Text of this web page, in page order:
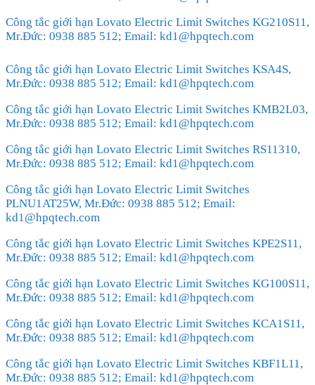
Công tắc giới hạn Lovato Electric Limit Switches KG210S11,
Mr.Đức: 0938 885 512; Email: kd1@hpqtech.com
Công tắc giới hạn Lovato Electric Limit Switches KSA4S,
Mr.Đức: 0938 885 512; Email: kd1@hpqtech.com
Công tắc giới hạn Lovato Electric Limit Switches KMB2L03,
Mr.Đức: 0938 885 512; Email: kd1@hpqtech.com
Công tắc giới hạn Lovato Electric Limit Switches RS11310,
Mr.Đức: 0938 885 512; Email: kd1@hpqtech.com
Công tắc giới hạn Lovato Electric Limit Switches
PLNU1AT25W, Mr.Đức: 0938 885 512; Email:
kd1@hpqtech.com
Công tắc giới hạn Lovato Electric Limit Switches KPE2S11,
Mr.Đức: 0938 885 512; Email: kd1@hpqtech.com
Công tắc giới hạn Lovato Electric Limit Switches KG100S11,
Mr.Đức: 0938 885 512; Email: kd1@hpqtech.com
Công tắc giới hạn Lovato Electric Limit Switches KCA1S11,
Mr.Đức: 0938 885 512; Email: kd1@hpqtech.com
Công tắc giới hạn Lovato Electric Limit Switches KBF1L11,
Mr.Đức: 0938 885 512; Email: kd1@hpqtech.com